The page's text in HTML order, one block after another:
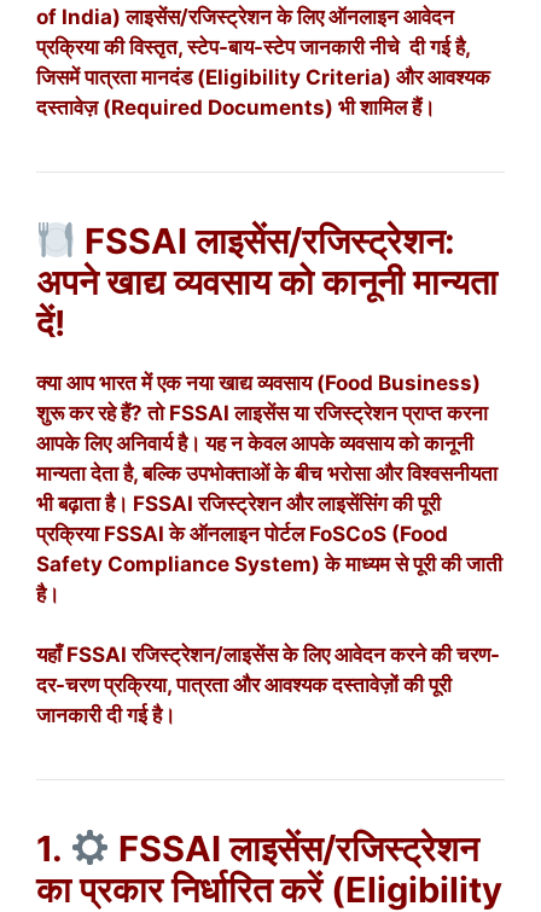
of India) लाइसेंस/रजिस्ट्रेशन के लिए ऑनलाइन आवेदन
प्रक्रिया की विस्तृत, स्टेप-बाय-स्टेप जानकारी नीचे दी गई है,
जिसमें पात्रता मानदंड (Eligibility Criteria) और आवश्यक
दस्तावेज़ (Required Documents) भी शामिल हैं।
FSSAI लाइसेंस/रजिस्ट्रेशन:
अपने खाद्य व्यवसाय को कानूनी मान्यता
दें!
क्या आप भारत में एक नया खाद्य व्यवसाय (Food Business)
शुरू कर रहे हैं? तो FSSAI लाइसेंस या रजिस्ट्रेशन प्राप्त करना
आपके लिए अनिवार्य है। यह न केवल आपके व्यवसाय को कानूनी
मान्यता देता है, बल्कि उपभोक्ताओं के बीच भरोसा और विश्वसनीयता
भी बढ़ाता है। FSSAI रजिस्ट्रेशन और लाइसेंसिंग की पूरी
प्रक्रिया FSSAI के ऑनलाइन पोर्टल FoSCoS (Food
Safety Compliance System) के माध्यम से पूरी की जाती
है।
यहाँ FSSAI रजिस्ट्रेशन/लाइसेंस के लिए आवेदन करने की चरण-
दर-चरण प्रक्रिया, पात्रता और आवश्यक दस्तावेज़ों की पूरी
जानकारी दी गई है।
1.
FSSAI लाइसेंस/रजिस्ट्रेशन
का प्रकार निर्धारित करें (Eligibility